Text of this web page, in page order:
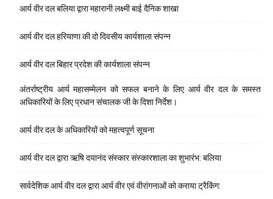
आर्य वीर दल बलिया द्वारा महारानी लक्ष्मी बाई दैनिक शाखा
आर्य वीर दल हरियाणा की दो दिवसीय कार्यशाला संपन्न
आर्य वीर दल बिहार प्रदेश की कार्यशाला संपन्न
अंतर्राष्ट्रीय आर्य महासम्मेलन को सफल बनाने के लिए आर्य वीर दल के समस्त
अधिकारियों के लिए प्रधान संचालक जी के दिशा निर्देश।
आर्य वीर दल के अधिकारियों को महत्वपूर्ण सूचना
आर्य वीर दल द्वारा ऋषि दयानंद संस्कार संस्कारशाला का शुभारंभ: बलिया
सार्वदेशिक आर्य वीर दल द्वारा आर्य वीर एवं वीरांगनाओं को कराया ट्रैकिंग: